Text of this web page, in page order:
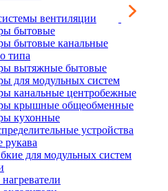
вентиляции
бытовые
бытовые канальные
типа
вытяжные бытовые
для модульных систем
канальные центробежные
крышные общеобменные
кухонные
устройства
для модульных систем